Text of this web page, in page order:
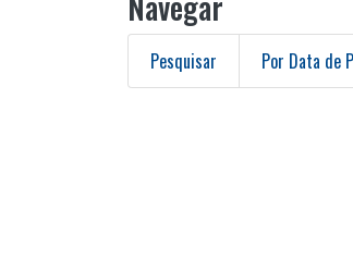
Pesquisar Por Data de